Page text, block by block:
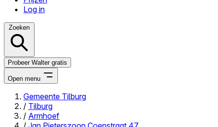
Log in
Zoeken
Probeer Walter gratis
Open menu
Close menu
Gemeente Tilburg
/ Tilburg
/ Armhoef